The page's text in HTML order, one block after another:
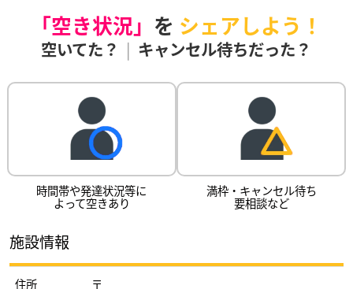
「空き状況」 を シェアしよう！
空いてた？ | キャンセル待ちだった？
時間帯や発達状況等に
よって空きあり
満枠・キャンセル待ち
要相談など
施設情報
住所 〒